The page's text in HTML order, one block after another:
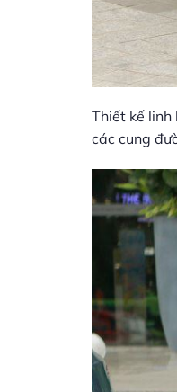
Thiết kế linh
các cung